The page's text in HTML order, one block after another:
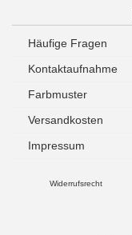
Häufige Fragen
Kontaktaufnahme
Farbmuster
Versandkosten
Impressum
Widerrufsrecht